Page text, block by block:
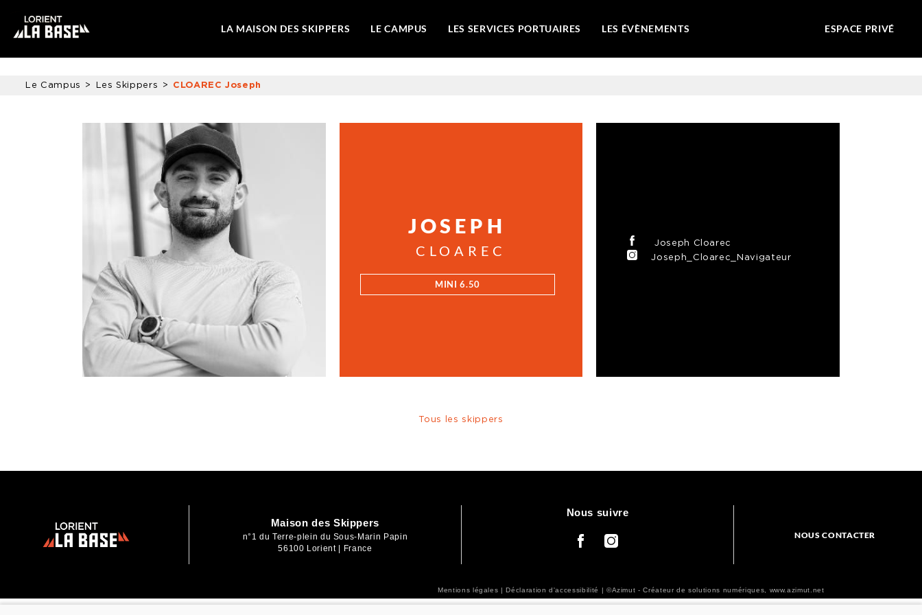
LA MAISON DES SKIPPERS LE CAMPUS LES SERVICES PORTUAIRES LES ÉVÈNEMENTS ESPACE PRIVÉ
Le Campus Les Skippers CLOAREC Joseph
JOSEPH
CLOAREC
MINI 6.50
Joseph Cloarec
Joseph_Cloarec_Navigateur
Tous les skippers
Maison des Skippers
n°1 du Terre-plein du Sous-Marin Papin
56100 Lorient | France
Nous suivre
NOUS CONTACTER
Mentions légales |Déclaration d'accessibilité | ©Azimut - Créateur de solutions numériques, www.azimut.net